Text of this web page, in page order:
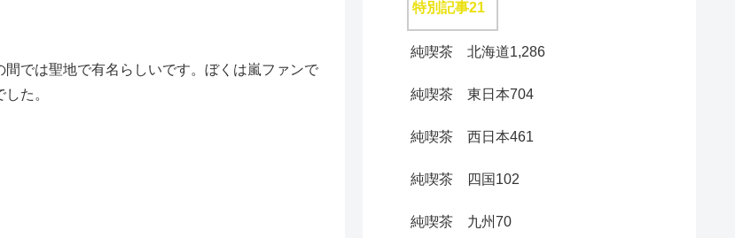
では聖地で有名らしいです。ぼくは嵐ファンで
た。
特別記事21
純喫茶 北海道1,286
純喫茶 東日本704
純喫茶 西日本461
純喫茶 四国 102
純喫茶 九州70